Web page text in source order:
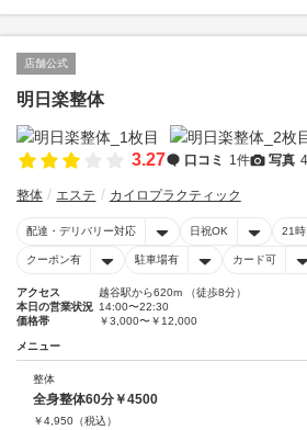
店舗公式
明日楽整体
3.27 口コミ 1件 写真
整体 エステ カイロプラクティック
配達・デリバリー対応 日祝OK 21
クーポン有 駐車場有 カード可
アクセス
越谷駅から620m （徒歩8分）
本日の営業状況 14:00〜22:30
価格帯
￥3,000〜￥12,000
メニュー
整体
全身整体60分￥4500
￥4,950 （税込）